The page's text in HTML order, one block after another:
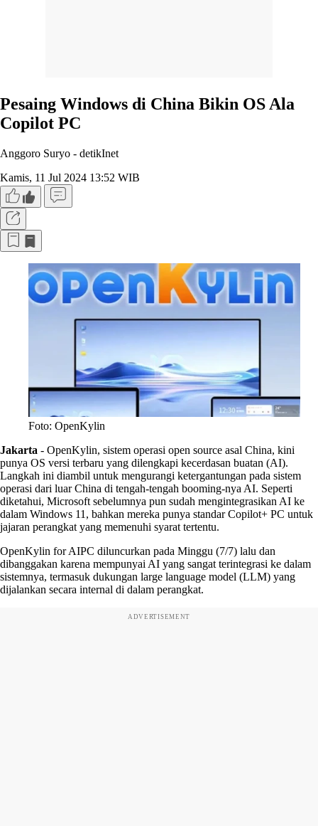
Pesaing Windows di China Bikin OS Ala
Copilot PC
Anggoro Suryo - detikInet
Kamis, 11 Jul 2024 13:52 WIB
Foto: OpenKylin
Jakarta - OpenKylin, sistem operasi open source asal China, kini
punya OS versi terbaru yang dilengkapi kecerdasan buatan (AI).
Langkah ini diambil untuk mengurangi ketergantungan pada sistem
operasi dari luar China di tengah-tengah booming-nya AI. Seperti
diketahui, Microsoft sebelumnya pun sudah mengintegrasikan AI ke
dalam Windows 11, bahkan mereka punya standar Copilot+ PC untuk
jajaran perangkat yang memenuhi syarat tertentu.
OpenKylin for AIPC diluncurkan pada Minggu (7/7) lalu dan
dibanggakan karena mempunyai AI yang sangat terintegrasi ke dalam
sistemnya, termasuk dukungan large language model (LLM) yang
dijalankan secara internal di dalam perangkat.
ADVERTISEMENT